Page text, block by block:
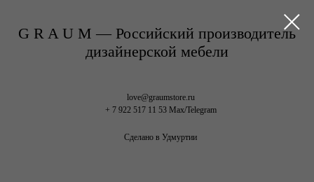
G R A U M — Российский производитель
дизайнерской мебели
love@graumstore.ru
+ 7 922 517 11 53 Max/Telegram
Сделано в Удмуртии